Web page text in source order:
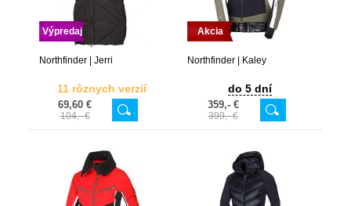
Výpredaj
Northfinder | Jerri
11 rôznych verzií
69,60 €
104,- €
Akcia
Northfinder | Kaley
do 5 dní
359,- €
399,- €